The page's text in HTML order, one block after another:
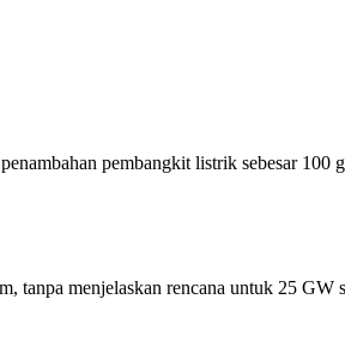
pembangkit listrik sebesar 100
tanpa menjelaskan rencana untuk 25 GW